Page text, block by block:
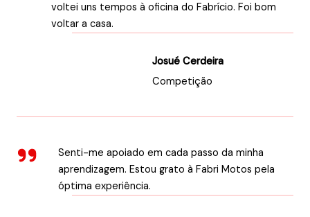
voltei uns tempos à oficina do Fabrício. Foi bom
voltar a casa.
Josué Cerdeira
Competição
Senti-me apoiado em cada passo da minha
aprendizagem. Estou grato à Fabri Motos pela
óptima experiência.